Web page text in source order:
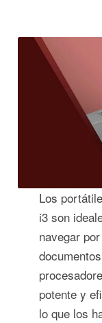
Los
i3 son
navegar
potente y
lo que los